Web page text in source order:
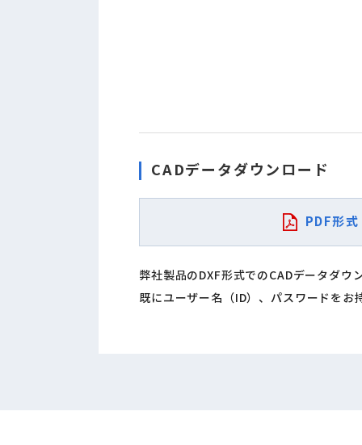
CADデータダウンロード
PDF形式
弊社製品のDXF形式でのCADデータダ
既にユーザー名（ID）、パスワードをお